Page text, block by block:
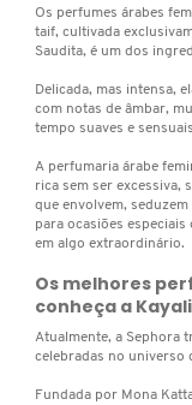
HERMÈS
HUDA BEAUTY
HUGO BOSS
ISSEY MIYAKE
Os perfumes árabes
taif, cultivada
Saudita, é um dos
Delicada, mas intensa,
com notas de âmbar,
tempo suaves e
A perfumaria árabe
rica sem ser excessiva,
que envolvem,
para ocasiões
em algo extraordinário.
Os melhores
conheça a Kayali
Atualmente, a Sephora
celebradas no universo
Fundada por Mona